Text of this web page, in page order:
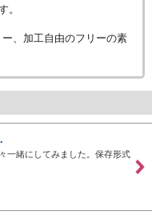
。
、加工自由のフリーの素
一緒にしてみました。保存形式